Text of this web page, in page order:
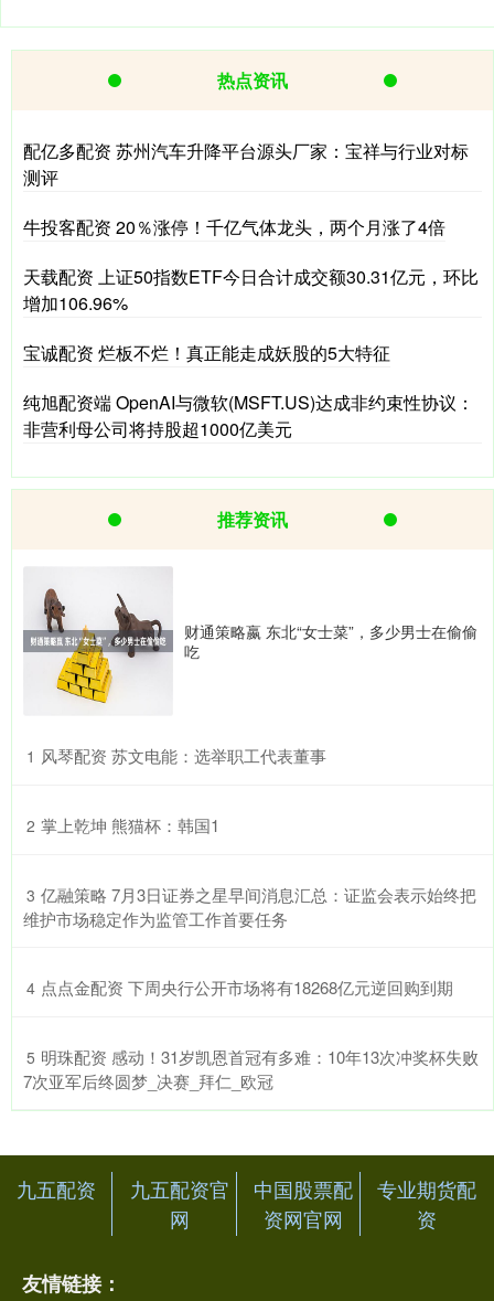
热点资讯
配亿多配资 苏州汽车升降平台源头厂家：宝祥与行业对标
测评
牛投客配资 20％涨停！千亿气体龙头，两个月涨了4倍
天载配资 上证50指数ETF今日合计成交额30.31亿元，环比
增加106.96%
宝诚配资 烂板不烂！真正能走成妖股的5大特征
纯旭配资端 OpenAI与微软(MSFT.US)达成非约束性协议：
非营利母公司将持股超1000亿美元
推荐资讯
财通策略嬴 东北“女士菜”，多少男士在偷偷
吃
1 ​风琴配资 苏文电能：选举职工代表董事
2 ​掌上乾坤 熊猫杯：韩国1
3 ​亿融策略 7月3日证券之星早间消息汇总：证监会表示始终把
维护市场稳定作为监管工作首要任务
4 ​点点金配资 下周央行公开市场将有18268亿元逆回购到期
5 ​明珠配资 感动！31岁凯恩首冠有多难：10年13次冲奖杯失败
7次亚军后终圆梦_决赛_拜仁_欧冠
九五配资
九五配资官
网
中国股票配
资网官网
专业期货配
资
友情链接：